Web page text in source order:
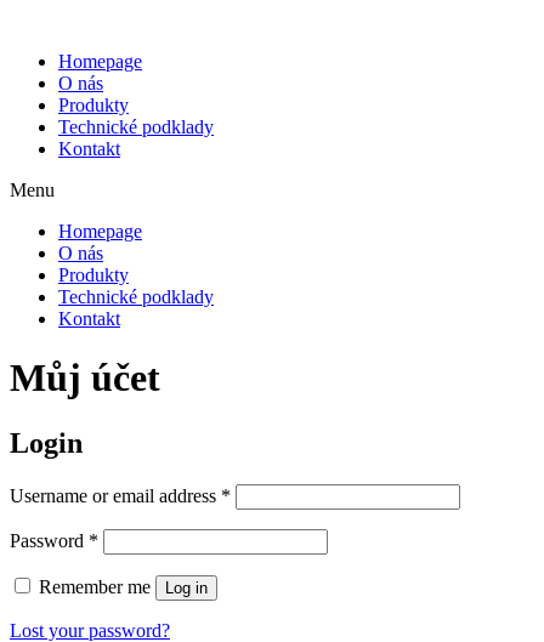
Homepage
O nás
Produkty
Technické podklady
Kontakt
Menu
Homepage
O nás
Produkty
Technické podklady
Kontakt
Můj účet
Login
Username or email address *
Password *
Remember me Log in
Lost your password?